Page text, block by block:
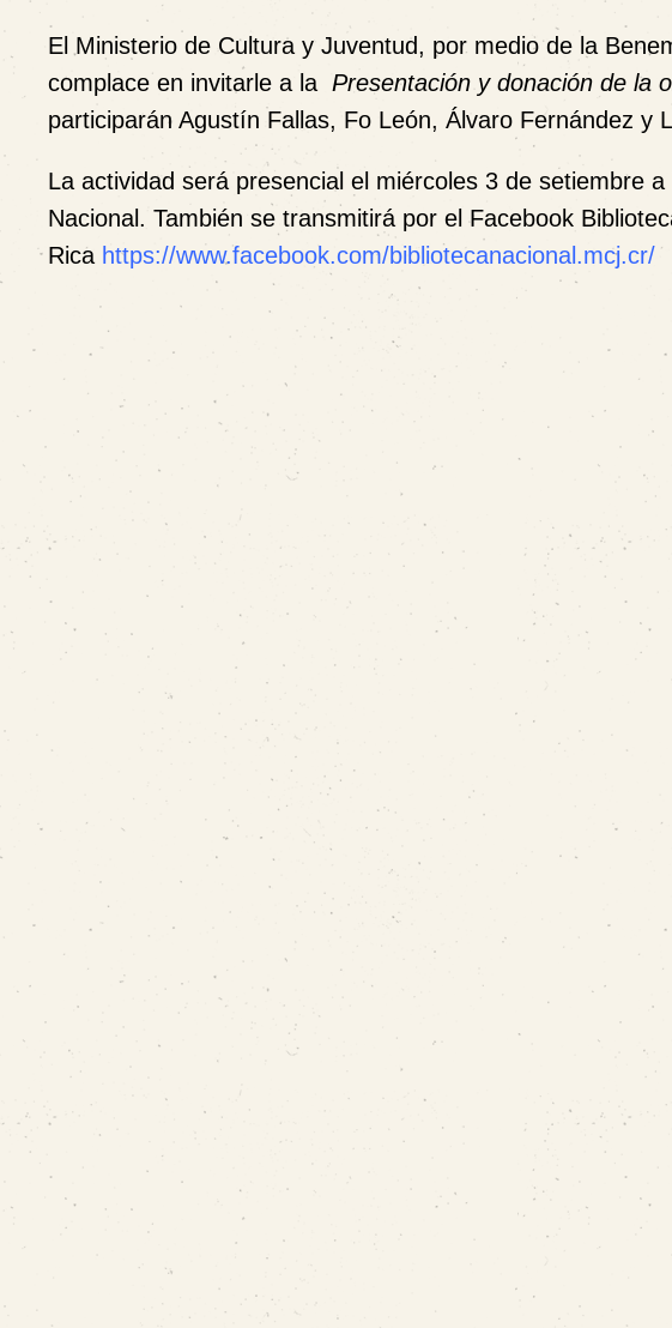
El Ministerio de Cultura y Juventud, por medio de la
complace en invitarle a la Presentación y donación de la
participarán Agustín Fallas, Fo León, Álvaro Fernández y
La actividad será presencial el miércoles 3 de setiembre
Nacional. También se transmitirá por el Facebook
Rica https://www.facebook.com/bibliotecanacional.mcj.cr/